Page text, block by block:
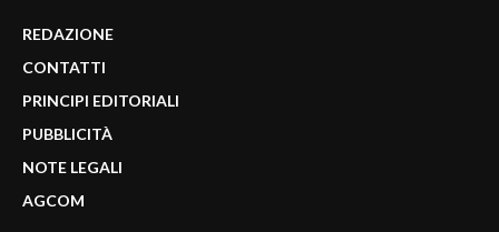
REDAZIONE
CONTATTI
PRINCIPI EDITORIALI
PUBBLICITÀ
NOTE LEGALI
AGCOM